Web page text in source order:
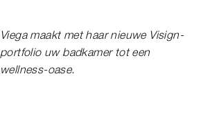
Viega maakt met haar nieuwe Visign-
portfolio uw badkamer tot een
wellness-oase.